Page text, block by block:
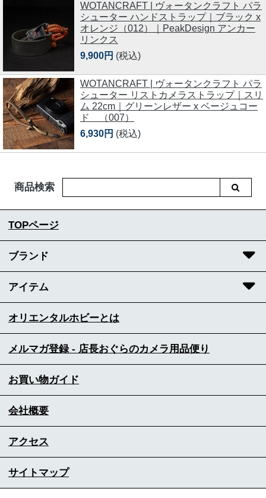
WOTANCRAFT | ヴォータンクラフト パラ
シューター ハンドストラップ｜ブラック x
オレンジ（012）｜PeakDesign アンカー
リンクス
9,900円 (税込)
WOTANCRAFT | ヴォータンクラフト パラ
シューター リストカメラストラップ｜スリ
ム 22cm｜グリーンレザー x ベージュコー
ド （007）
6,930円 (税込)
商品検索
TOPページ
ブランド
アイテム
オリエンタルホビーとは
メルマガ登録 - 店長おぐらのカメラ用品便り
お買い物ガイド
会社概要
アクセス
サイトマップ